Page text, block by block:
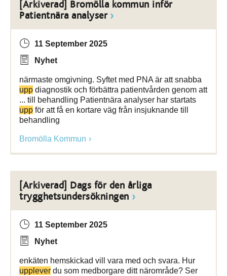
[Arkiverad] Bromölla kommun inför
Patientnära analyser
11 September 2025
Nyhet
närmaste omgivning. Syftet med PNA är att snabba
upp diagnostik och förbättra patientvården genom att
... till behandling Patientnära analyser har startats
upp för att få en kortare väg från insjuknande till
behandling
Bromölla Kommun
[Arkiverad] Dags för den årliga
trygghetsundersökningen
11 September 2025
Nyhet
enkäten hemskickad vill vara med och svara. Hur
upplever du som medborgare ditt närområde? Ser